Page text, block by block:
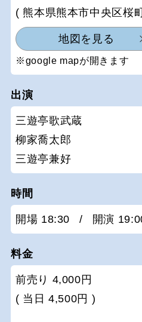
( 熊本県熊本市中央区桜
地図を見る
※google mapが開きます
出演
三遊亭歌武蔵
柳家喬太郎
三遊亭兼好
時間
開場 18:30 / 開演
料金
前売り 4,000円
( 当日 4,500円 )